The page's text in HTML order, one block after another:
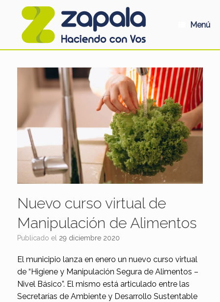
Menú
Nuevo curso virtual de
Manipulación de Alimentos
Publicado el 29 diciembre 2020
El municipio lanza en enero un nuevo curso virtual
de “Higiene y Manipulación Segura de Alimentos –
Nivel Básico”. El mismo está articulado entre las
Secretarías de Ambiente y Desarrollo Sustentable